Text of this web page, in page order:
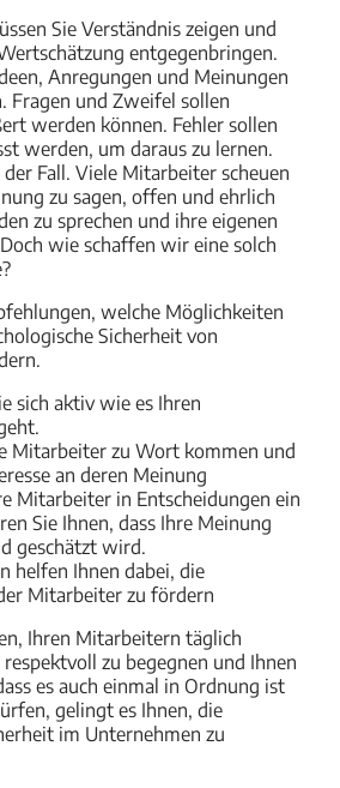
Sie Verständnis zeigen und
entgegenbringen.
Anregungen und Meinungen
Fragen und Zweifel sollen
werden können. Fehler sollen
werden, um daraus zu lernen.
Fall. Viele Mitarbeiter scheuen
zu sagen, offen und ehrlich
zu sprechen und ihre eigenen
wie schaffen wir eine solch
welche Möglichkeiten
Sicherheit von
sich aktiv wie es Ihren
Mitarbeiter zu Wort kommen und
an deren Meinung
Mitarbeiter in Entscheidungen ein
Sie Ihnen, dass Ihre Meinung
geschätzt wird.
helfen Ihnen dabei, die
Mitarbeiter zu fördern
Ihren Mitarbeitern täglich
zu begegnen und Ihnen
es auch einmal in Ordnung ist
gelingt es Ihnen, die
im Unternehmen zu